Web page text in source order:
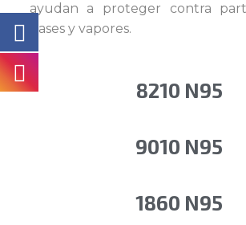
ayudan a proteger contra
gases y vapores.
8210 N95
9010 N95
1860 N95